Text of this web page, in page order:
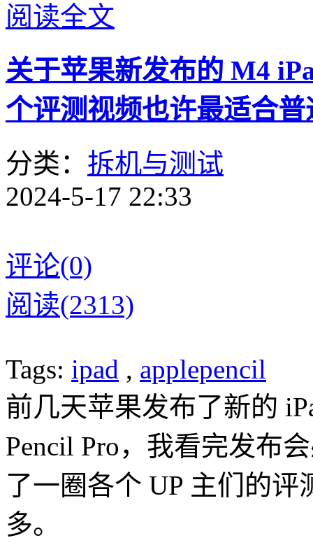
阅读全文
关于苹果新发布的 M4
个评测视频也许最适合
分类： 拆机与测试
2024-5-17 22:33
评论(0)
阅读(2313)
Tags: ipad , applepencil
前几天苹果发布了新的
Pencil Pro，我看完发布
了一圈各个 UP 主们的
多。